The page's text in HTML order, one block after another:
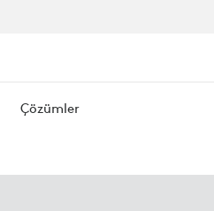
Çözümler